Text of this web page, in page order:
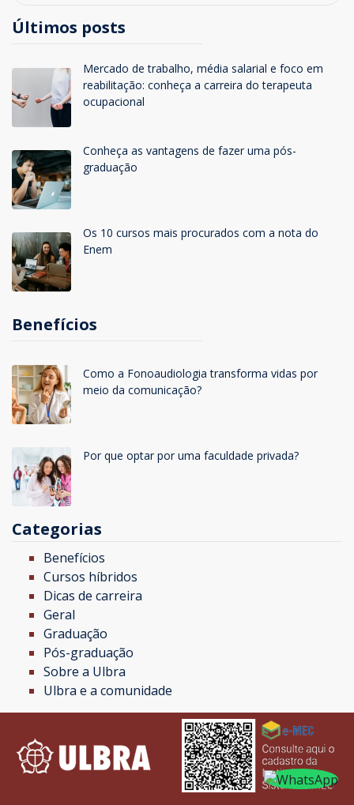
Últimos posts
Mercado de trabalho, média salarial e foco em
reabilitação: conheça a carreira do terapeuta
ocupacional
Conheça as vantagens de fazer uma pós-
graduação
Os 10 cursos mais procurados com a nota do
Enem
Benefícios
Como a Fonoaudiologia transforma vidas por
meio da comunicação?
Por que optar por uma faculdade privada?
Categorias
Benefícios
Cursos híbridos
Dicas de carreira
Geral
Graduação
Pós-graduação
Sobre a Ulbra
Ulbra e a comunidade